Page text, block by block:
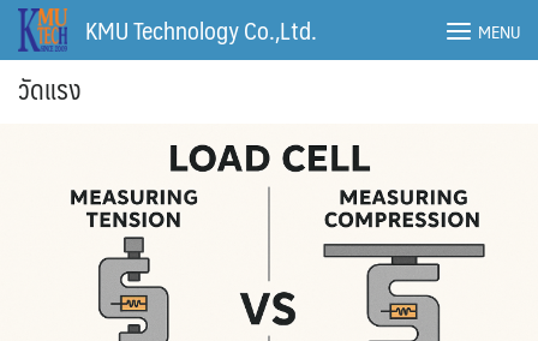
Skip
content
KMU Technology Co.,Ltd. MENU
วัดแรง